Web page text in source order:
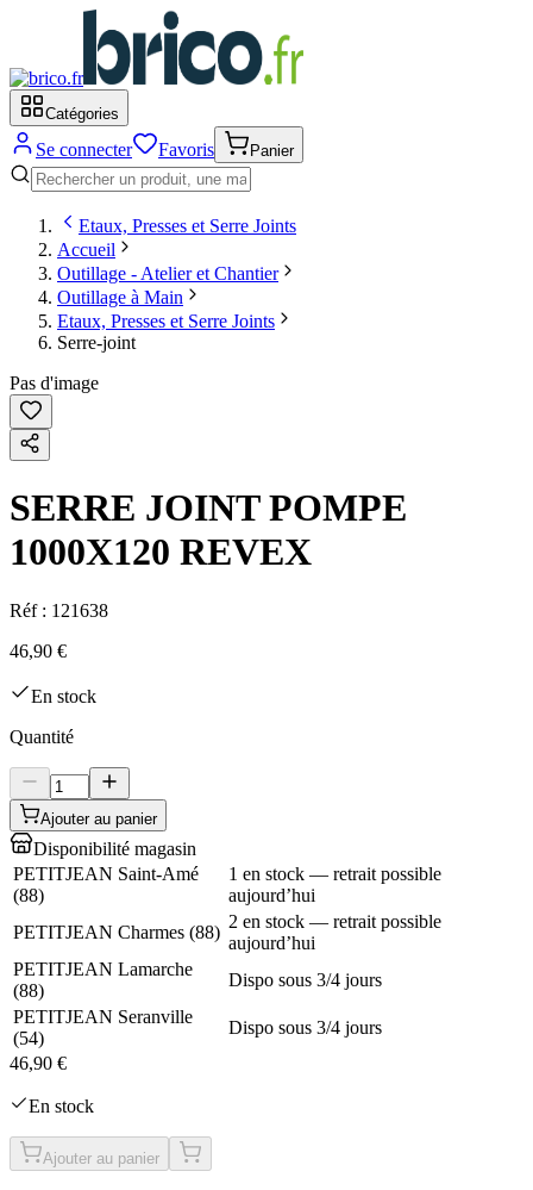
Catégories
Se connecter Favoris Panier
Etaux, Presses et Serre Joints
Accueil
Outillage - Atelier et Chantier
Outillage à Main
Etaux, Presses et Serre Joints
Serre-joint
Pas d'image
SERRE JOINT POMPE
1000X120 REVEX
Réf : 121638
46,90 €
En stock
Quantité
Ajouter au panier
Disponibilité magasin
PETITJEAN Saint-Amé
(88)
1 en stock — retrait possible
aujourd’hui
PETITJEAN Charmes (88)
2 en stock — retrait possible
aujourd’hui
PETITJEAN Lamarche
(88)
Dispo sous 3/4 jours
PETITJEAN Seranville
(54)
Dispo sous 3/4 jours
46,90 €
En stock
Ajouter au panier